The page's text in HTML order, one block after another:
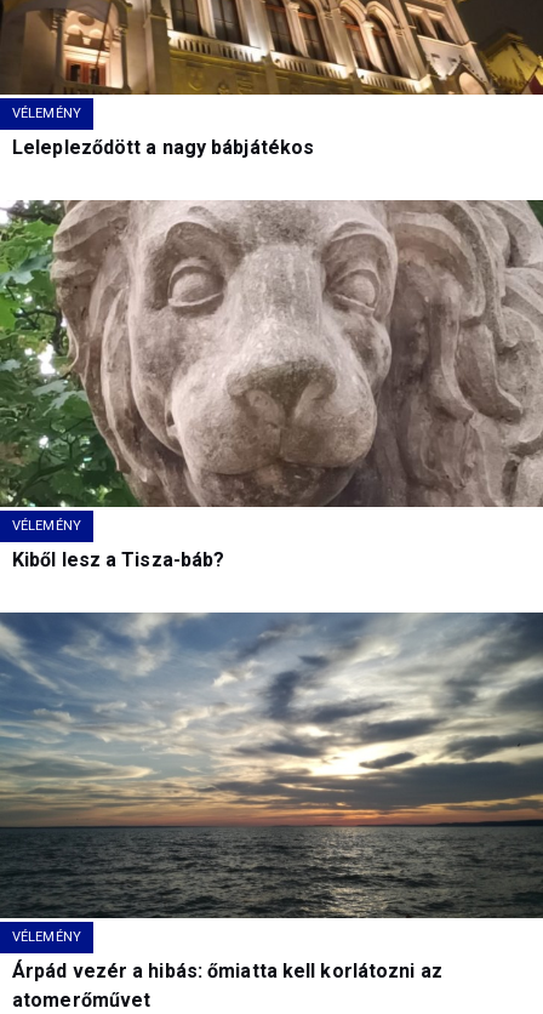
VÉLEMÉNY
Lelepleződött a nagy bábjátékos
VÉLEMÉNY
Kiből lesz a Tisza-báb?
VÉLEMÉNY
Árpád vezér a hibás: őmiatta kell korlátozni az
atomerőművet